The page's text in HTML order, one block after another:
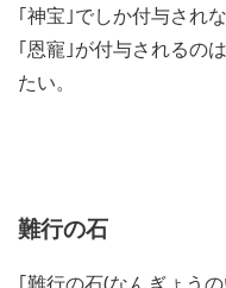
｢神宝｣でしか付与され
｢恩寵｣が付与されるの
たい。
難行の石
｢難行の石(なんぎょう